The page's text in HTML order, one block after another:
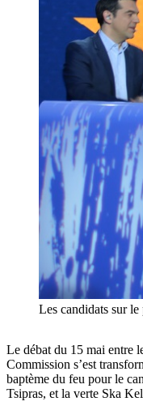
Les candidats sur
Le débat du 15 mai entre
Commission s’est
baptème du feu pour le
Tsipras, et la verte Ska